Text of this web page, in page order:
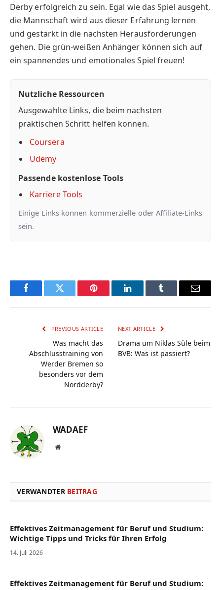
Derby erfolgreich zu sein. Egal wie das Spiel ausgeht,
die Mannschaft wird aus dieser Erfahrung lernen
und gestärkt in die nächsten Herausforderungen
gehen. Die grün-weißen Anhänger können sich auf
ein spannendes und emotionales Spiel freuen!
Nutzliche Ressourcen
Ausgewahlte Links, die beim nachsten
praktischen Schritt helfen konnen.
Coursera
Udemy
Passende kostenlose Tools
Karriere Tools
Einige Links konnen kommerzielle oder Affiliate-Links
sein.
FacebookTwitter Pinterest LinkedInTumblr Email
PREVIOUS ARTICLE
Was macht das
Abschlusstraining von
Werder Bremen so
besonders vor dem
Nordderby?
NEXT ARTICLE
Drama um Niklas Süle beim
BVB: Was ist passiert?
WADAEF
Website
VERWANDTER BEITRAG
Effektives Zeitmanagement für Beruf und Studium:
Wichtige Tipps und Tricks für Ihren Erfolg
14. Juli 2026
Effektives Zeitmanagement für Beruf und Studium: